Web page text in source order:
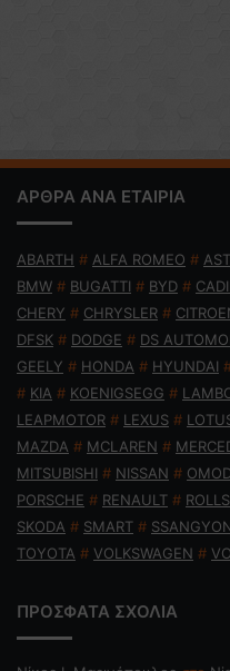
ΑΡΘΡΑ ΑΝΑ ΕΤΑΙΡΙΑ
ABARTH # ALFA ROMEO #
BMW # BUGATTI # BYD #
CHERY # CHRYSLER #
DFSK # DODGE # DS
GEELY # HONDA # HYUNDAI
# KIA # KOENIGSEGG #
LEAPMOTOR # LEXUS #
MAZDA # MCLAREN #
MITSUBISHI # NISSAN #
PORSCHE # RENAULT #
SKODA # SMART #
TOYOTA # VOLKSWAGEN #
ΠΡΟΣΦΑΤΑ ΣΧΟΛΙΑ